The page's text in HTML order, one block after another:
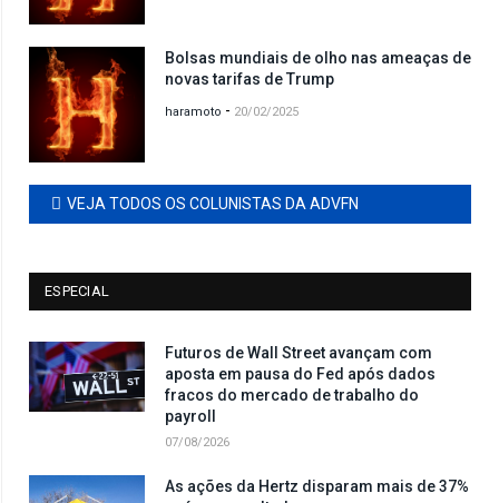
Bolsas mundiais de olho nas ameaças de
novas tarifas de Trump
haramoto - 20/02/2025
VEJA TODOS OS COLUNISTAS DA ADVFN
ESPECIAL
Futuros de Wall Street avançam com
aposta em pausa do Fed após dados
fracos do mercado de trabalho do
payroll
07/08/2026
As ações da Hertz disparam mais de 37%